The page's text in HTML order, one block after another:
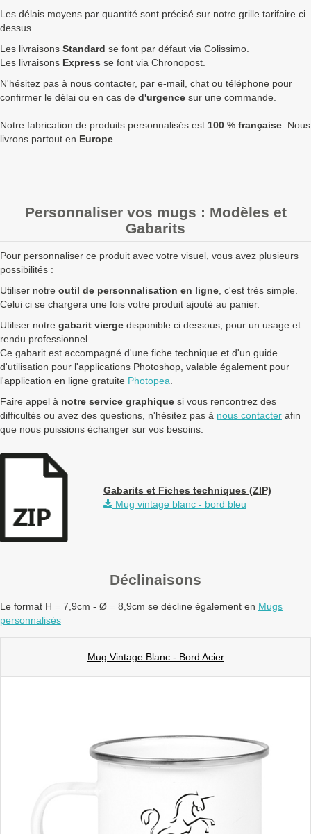
1000
Quantités Prix unitaire HT Prix unitaire TTC
+ de 1000 Mug vintage blanc - bord bleu à fabriquer ?
contactez nouspour un devis personnalisé
Les clients Français paient le prix TTC (TVA 20%).
Les délais moyens par quantité sont précisé sur notre grille tarifaire ci
dessus.
Les livraisons Standard se font par défaut via Colissimo.
Les livraisons Express se font via Chronopost.
N'hésitez pas à nous contacter, par e-mail, chat ou téléphone pour
confirmer le délai ou en cas de d'urgence sur une commande.
Notre fabrication de produits personnalisés est 100 % française. Nous
livrons partout en Europe.
Personnaliser vos mugs : Modèles et
Gabarits
Pour personnaliser ce produit avec votre visuel, vous avez plusieurs
possibilités :
Utiliser notre outil de personnalisation en ligne , c'est très simple.
Celui ci se chargera une fois votre produit ajouté au panier.
Utiliser notre gabarit vierge disponible ci dessous, pour un usage et
rendu professionnel.
Ce gabarit est accompagné d'une fiche technique et d'un guide
d'utilisation pour l'applications Photoshop, valable également pour
l'application en ligne gratuite Photopea
Faire appel à notre service graphique si vous rencontrez des
difficultés ou avez des questions, n'hésitez pas à nous contacter afin
que nous puissions échanger sur vos besoins.
Gabarits et Fiches techniques (ZIP)
Mug vintage blanc - bord bleu
Déclinaisons
Le format H = 7,9cm - Ø = 8,9cm se décline également en Mugs
personnalisés
Mug Vintage Blanc - Bord Acier